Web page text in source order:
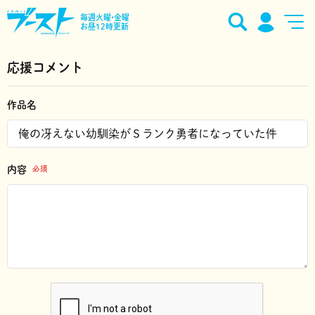
毎週火曜•金曜
お昼12時更新
応援コメント
作品名
内容